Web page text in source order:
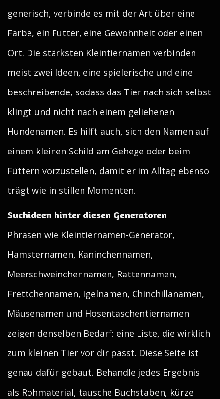
generisch, verbinde es mit der Art über eine
Farbe, ein Futter, eine Gewohnheit oder einen
Ort. Die stärksten Kleintiernamen verbinden
meist zwei Ideen, eine spielerische und eine
beschreibende, sodass das Tier nach sich selbst
klingt und nicht nach einem geliehenen
Hundenamen. Es hilft auch, sich den Namen auf
einem kleinen Schild am Gehege oder beim
Füttern vorzustellen, damit er im Alltag ebenso
trägt wie in stillen Momenten.
Suchideen hinter diesen Generatoren
Phrasen wie Kleintiernamen-Generator,
Hamsternamen, Kaninchennamen,
Meerschweinchennamen, Rattennamen,
Frettchennamen, Igelnamen, Chinchillanamen,
Mäusenamen und Hosentaschentiernamen
zeigen denselben Bedarf: eine Liste, die wirklich
zum kleinen Tier vor dir passt. Diese Seite ist
genau dafür gebaut. Behandle jedes Ergebnis
als Rohmaterial, tausche Buchstaben, kürze